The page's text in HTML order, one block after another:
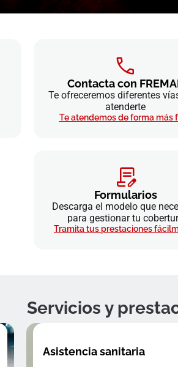
Contacta con
Te ofreceremos diferentes
atenderte
Te atendemos de forma más
Formularios
Descarga el modelo que
para gestionar tu
Tramita tus prestaciones
Servicios y
Asistencia sanitaria